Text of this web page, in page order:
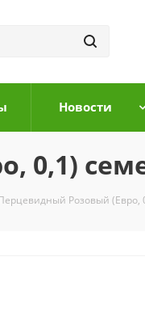
Новости
0,1)
Розовый (Евро,